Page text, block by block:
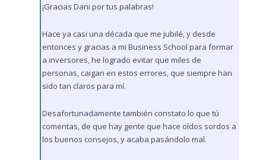
¡Gracias Dani por tus palabras!
Hace ya casi una década que me jubilé, y desde
entonces y gracias a mi Business School para formar
a inversores, he logrado evitar que miles de
personas, caigan en estos errores, que siempre han
sido tan claros para mí.
Desafortunadamente también constato lo que tú
comentas, de que hay gente que hace oídos sordos a
los buenos consejos, y acaba pasándolo mal.